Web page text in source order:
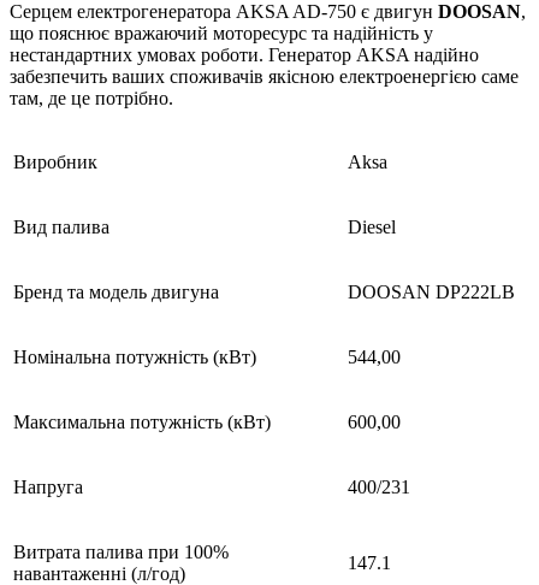
Серцем електрогенератора AKSA AD-750 є двигун DOOSAN,
що пояснює вражаючий моторесурс та надійність у
нестандартних умовах роботи. Генератор AKSA надійно
забезпечить ваших споживачів якісною електроенергією саме
там, де це потрібно.
Виробник Aksa
Вид палива Diesel
Бренд та модель двигуна DOOSAN DP222LB
Номінальна потужність (кВт) 544,00
Максимальна потужність (кВт) 600,00
Напруга 400/231
Витрата палива при 100%
навантаженні (л/год)
147.1